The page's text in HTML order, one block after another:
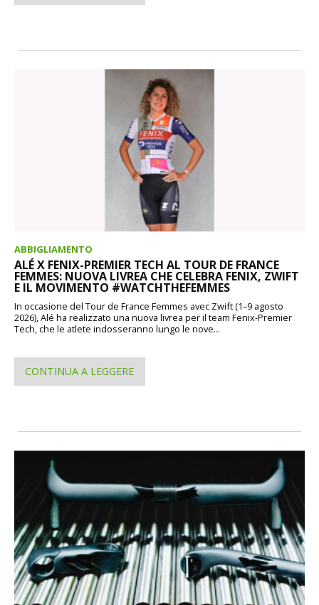
ABBIGLIAMENTO
ALÉ X FENIX-PREMIER TECH AL TOUR DE FRANCE
FEMMES: NUOVA LIVREA CHE CELEBRA FENIX, ZWIFT
E IL MOVIMENTO #WATCHTHEFEMMES
In occasione del Tour de France Femmes avec Zwift (1–9 agosto
2026), Alé ha realizzato una nuova livrea per il team Fenix-Premier
Tech, che le atlete indosseranno lungo le nove...
CONTINUA A LEGGERE